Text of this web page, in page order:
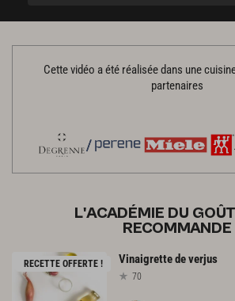
Cette vidéo a été réalisée dans une
partenaires
L'ACADÉMIE DU
RECOMMANDE
RECETTE OFFERTE ! Vinaigrettedeverjus
70